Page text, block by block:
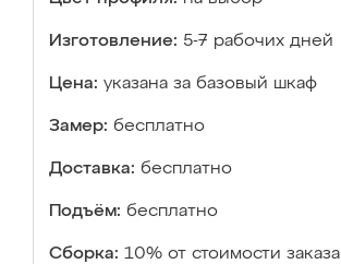
Изготовление: 5-7 рабочих дней
Цена: указана за базовый шкаф
Замер: бесплатно
Доставка: бесплатно
Подъём: бесплатно
Сборка: 10% от стоимости заказа